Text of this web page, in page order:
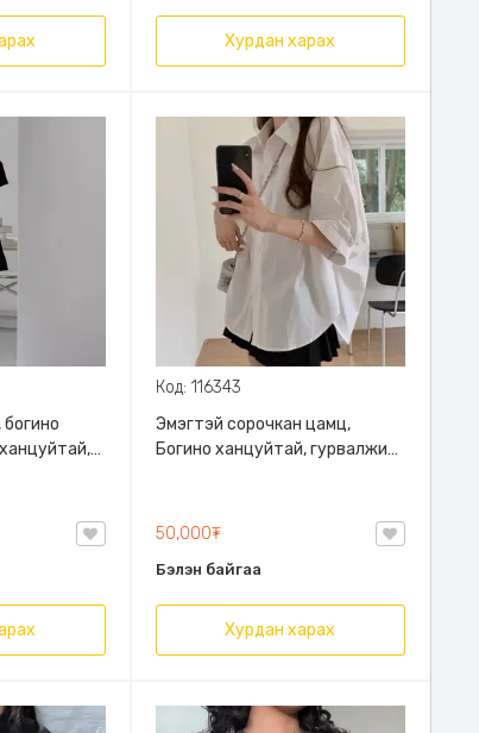
Хурдан харах
Код: 116343
Эмэгтэй сорочкан цамц,
Богино ханцуйтай, гурвалжин
хаана ч өмссөн тохиромжтой.
50,000₮
Бэлэн байгаа
Хурдан харах